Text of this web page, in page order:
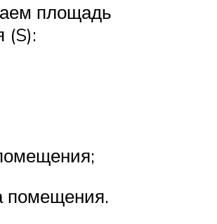
площадь
(S):
помещения.